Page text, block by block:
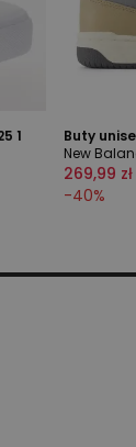
1
Buty
New
269,99 zł
-40%